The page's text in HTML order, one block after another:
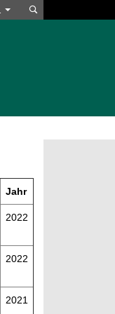
Jahr
2022
2022
2021